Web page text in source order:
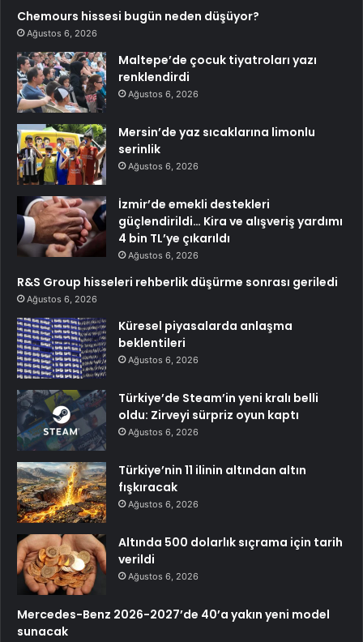
Chemours hissesi bugün neden düşüyor?
Ağustos 6, 2026
Maltepe’de çocuk tiyatroları yazı
renklendirdi
Ağustos 6, 2026
Mersin’de yaz sıcaklarına limonlu
serinlik
Ağustos 6, 2026
İzmir’de emekli destekleri
güçlendirildi… Kira ve alışveriş yardımı
4 bin TL’ye çıkarıldı
Ağustos 6, 2026
R&S Group hisseleri rehberlik düşürme sonrası geriledi
Ağustos 6, 2026
Küresel piyasalarda anlaşma
beklentileri
Ağustos 6, 2026
Türkiye’de Steam’in yeni kralı belli
oldu: Zirveyi sürpriz oyun kaptı
Ağustos 6, 2026
Türkiye’nin 11 ilinin altından altın
fışkıracak
Ağustos 6, 2026
Altında 500 dolarlık sıçrama için tarih
verildi
Ağustos 6, 2026
Mercedes-Benz 2026-2027’de 40’a yakın yeni model
sunacak